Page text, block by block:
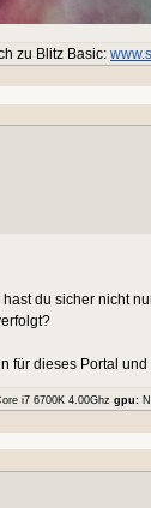
zu Blitz Basic:
hast du sicher nicht
für dieses Portal
i7 6700K 4.00Ghz gpu: